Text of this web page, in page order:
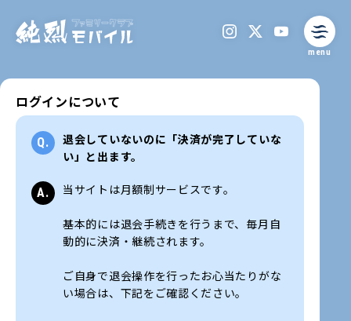
menu
ログインについて
退会していないのに「決済が完了していな
い」と出ます。
当サイトは月額制サービスです。
基本的には退会手続きを行うまで、毎月自
動的に決済・継続されます。
ご自身で退会操作を行ったお心当たりがな
い場合は、下記をご確認ください。